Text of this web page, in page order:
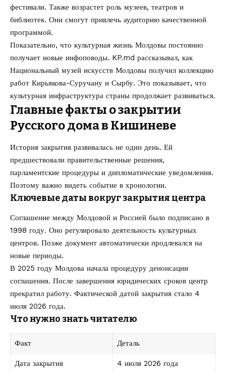
фестивали. Также возрастет роль музеев, театров и
библиотек. Они смогут привлечь аудиторию качественной
программой.
Показательно, что культурная жизнь Молдовы постоянно
получает новые инфоповоды. KP.md рассказывал, как
Национальный музей искусств Молдовы получил коллекцию
работ Кирьякова-Суручану и Сырбу. Это показывает, что
культурная инфраструктура страны продолжает развиваться.
Главные факты о закрытии
Русского дома в Кишиневе
История закрытия развивалась не один день. Ей
предшествовали правительственные решения,
парламентские процедуры и дипломатические уведомления.
Поэтому важно видеть событие в хронологии.
Ключевые даты вокруг закрытия центра
Соглашение между Молдовой и Россией было подписано в
1998 году. Оно регулировало деятельность культурных
центров. Позже документ автоматически продлевался на
новые периоды.
В 2025 году Молдова начала процедуру денонсации
соглашения. После завершения юридических сроков центр
прекратил работу. Фактической датой закрытия стало 4
июля 2026 года.
Что нужно знать читателю
Факт Деталь
Дата закрытия 4 июля 2026 года